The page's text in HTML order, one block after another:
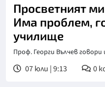
Просветният
Има проблем,
училище
Проф. Георги Вълчев
07 юли | 9:13 0